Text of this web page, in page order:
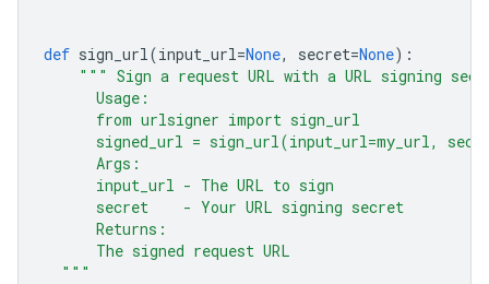
def sign_url(input_url=None, secret=None):
""" Sign a request URL with a URL signing
Usage:
from urlsigner import sign_url
signed_url = sign_url(input_url=my_url,
Args:
input_url - The URL to sign
secret    - Your URL signing secret
Returns:
The signed request URL
"""